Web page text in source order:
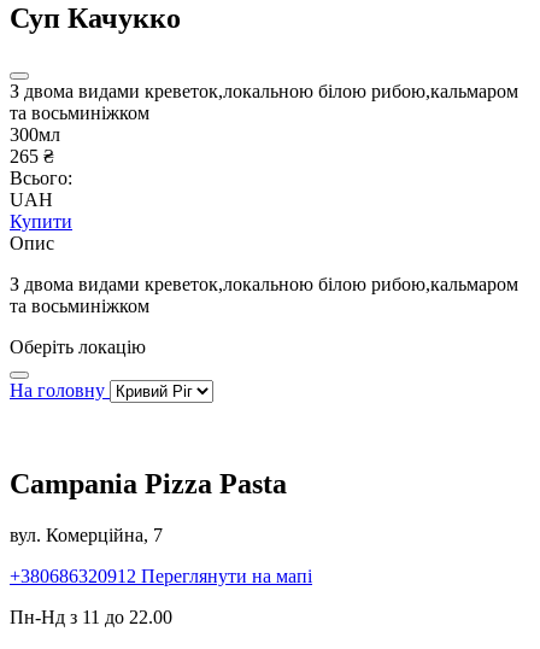
Суп Качукко
З двома видами креветок,локальною білою рибою,кальмаром
та восьминіжком
300мл
265 ₴
Всього:
UAH
Купити
Опис
З двома видами креветок,локальною білою рибою,кальмаром
та восьминіжком
Оберіть локацію
На головну
Campania Pizza Pasta
вул. Комерційна, 7
+380686320912 Переглянути на мапі
Пн-Нд з 11 до 22.00